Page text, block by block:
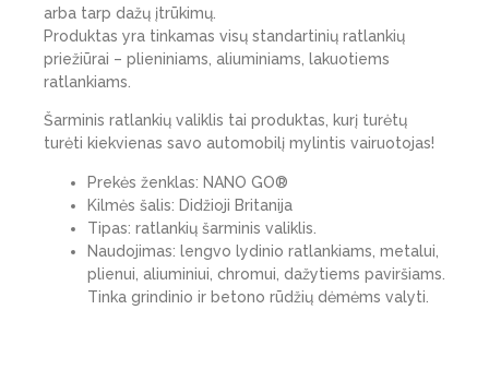
arba tarp dažų įtrūkimų.
Produktas yra tinkamas visų standartinių ratlankių
priežiūrai – plieniniams, aliuminiams, lakuotiems
ratlankiams.
Šarminis ratlankių valiklis tai produktas, kurį turėtų
turėti kiekvienas savo automobilį mylintis vairuotojas!
Prekės ženklas: NANO GO®
Kilmės šalis: Didžioji Britanija
Tipas: ratlankių šarminis valiklis.
Naudojimas: lengvo lydinio ratlankiams, metalui,
plienui, aliuminiui, chromui, dažytiems paviršiams.
Tinka grindinio ir betono rūdžių dėmėms valyti.